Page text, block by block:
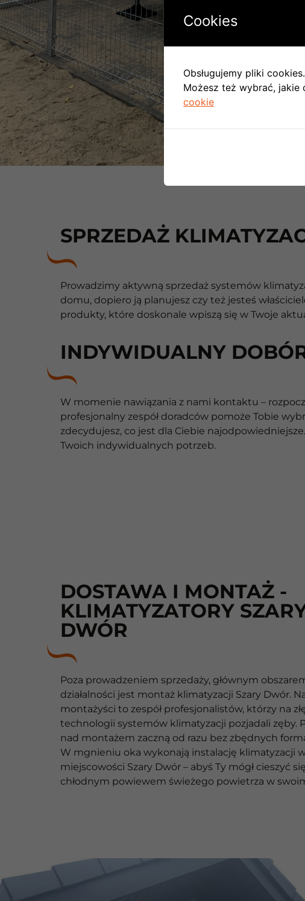
SPRZEDAŻ
Prowadzimy aktywną sprzedaż systemów
domu, dopiero ją planujesz czy też jesteś
produkty, które doskonale wpiszą się w Twoje
INDYWIDUALNY
W momenie nawiązania z nami kontaktu –
profesjonalny zespół doradców pomoże Tobie
zdecydujesz, co jest dla Ciebie
Twoich indywidualnych potrzeb.
DOSTAWA I MONTAŻ -
KLIMATYZATORY
DWÓR
Poza prowadzeniem sprzedaży, głównym
działalności jest montaż klimatyzacji Szary Dwór.
montażyści to zespół profesjonalistów, którzy na
technologii systemów klimatyzacji pozjadali zęby.
nad montażem zaczną od razu bez zbędnych
W mgnieniu oka wykonają instalację klimatyzacji
miejscowości Szary Dwór – abyś Ty mógł cieszyć się
chłodnym powiewem świeżego powietrza w
Cookies
Obsługujemy pliki
Możesz też wybrać, jakie
cookie